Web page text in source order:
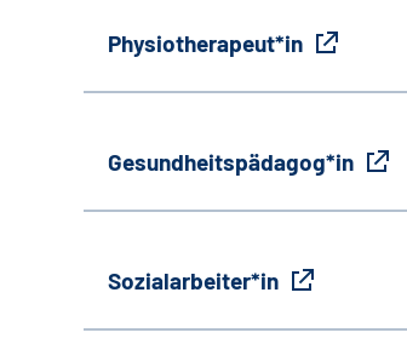
Physiotherapeut*in
Gesundheitspädagog*in
Sozialarbeiter*in